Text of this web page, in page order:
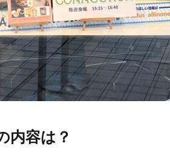
内容は？